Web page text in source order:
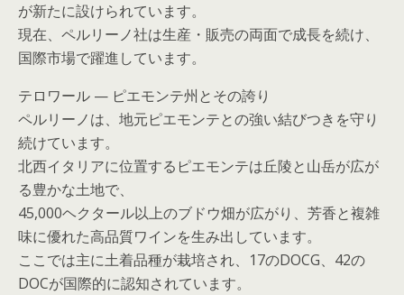
が新たに設けられています。
現在、ペルリーノ社は生産・販売の両面で成長を続け、
国際市場で躍進しています。
テロワール — ピエモンテ州とその誇り
ペルリーノは、地元ピエモンテとの強い結びつきを守り
続けています。
北西イタリアに位置するピエモンテは丘陵と山岳が広が
る豊かな土地で、
45,000ヘクタール以上のブドウ畑が広がり、芳香と複雑
味に優れた高品質ワインを生み出しています。
ここでは主に土着品種が栽培され、17のDOCG、42の
DOCが国際的に認知されています。